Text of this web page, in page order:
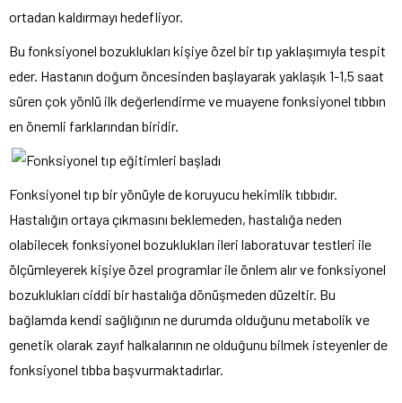
ortadan kaldırmayı hedefliyor.
Bu fonksiyonel bozuklukları kişiye özel bir tıp yaklaşımıyla tespit
eder. Hastanın doğum öncesinden başlayarak yaklaşık 1-1,5 saat
süren çok yönlü ilk değerlendirme ve muayene fonksiyonel tıbbın
en önemli farklarından biridir.
Fonksiyonel tıp bir yönüyle de koruyucu hekimlik tıbbıdır.
Hastalığın ortaya çıkmasını beklemeden, hastalığa neden
olabilecek fonksiyonel bozuklukları ileri laboratuvar testleri ile
ölçümleyerek kişiye özel programlar ile önlem alır ve fonksiyonel
bozuklukları ciddi bir hastalığa dönüşmeden düzeltir. Bu
bağlamda kendi sağlığının ne durumda olduğunu metabolik ve
genetik olarak zayıf halkalarının ne olduğunu bilmek isteyenler de
fonksiyonel tıbba başvurmaktadırlar.